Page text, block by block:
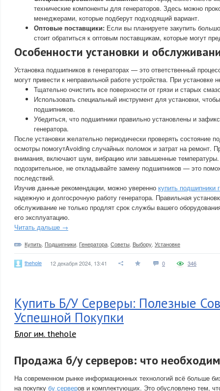
технические компоненты для генераторов. Здесь можно
менеджерами, которые подберут подходящий вариант.
Оптовые поставщики: Если вы планируете закупить
стоит обратиться к оптовым поставщикам, которые могут
Особенности установки и
Установка подшипников в генераторах — это ответственный
могут привести к неправильной работе устройства. При установке
Тщательно очистить все поверхности от грязи и старых
Использовать специальный инструмент для установки,
подшипников.
Убедиться, что подшипники правильно установлены и
генератора.
После установки желательно периодически проверять состояние
осмотры помогутAvoiding случайных поломок и затрат на ремонт.
внимания, включают шум, вибрацию или завышенные
подозрительное, не откладывайте замену подшипников — это
последствий.
Изучив данные рекомендации, можно уверенно купить подшипники
надежную и долгосрочную работу генератора. Правильная
обслуживание не только продлят срок службы вашего
его эксплуатацию.
Читать дальше →
Купить Подшипники Генератора Советы Выбору Установке
thehole 12 декабря 2024, 13:41 0 346
Купить Б/У Серверы: Полезные
Успешной Покупки
Блог им. thehole
Продажа б/у серверов: что
На современном рынке информационных технологий всё больше
на покупку бу серверов и комплектующих. Это обусловлено тем,